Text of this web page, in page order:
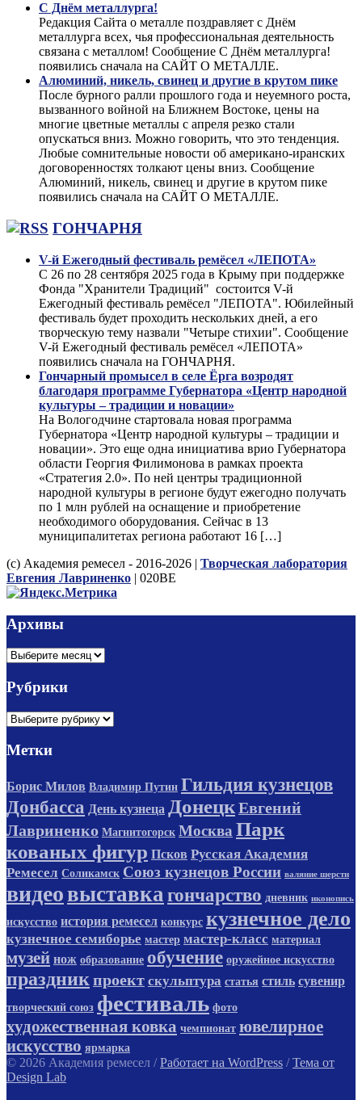
С Днём металлурга!
Редакция Сайта о металле поздравляет с Днём
металлурга всех, чья профессиональная деятельность
связана с металлом! Сообщение С Днём металлурга!
появились сначала на САЙТ О МЕТАЛЛЕ.
Алюминий, никель, свинец и другие в крутом пике
После бурного ралли прошлого года и неуемного роста,
вызванного войной на Ближнем Востоке, цены на
многие цветные металлы с апреля резко стали
опускаться вниз. Можно говорить, что это тенденция.
Любые сомнительные новости об американо-иранских
договоренностях толкают цены вниз. Сообщение
Алюминий, никель, свинец и другие в крутом пике
появились сначала на САЙТ О МЕТАЛЛЕ.
ГОНЧАРНЯ
V-й Ежегодный фестиваль ремёсел «ЛЕПОТА»
С 26 по 28 сентября 2025 года в Крыму при поддержке
Фонда "Хранители Традиций" состоится V-й
Ежегодный фестиваль ремёсел "ЛЕПОТА". Юбилейный
фестиваль будет проходить нескольких дней, а его
творческую тему назвали "Четыре стихии". Сообщение
V-й Ежегодный фестиваль ремёсел «ЛЕПОТА»
появились сначала на ГОНЧАРНЯ.
Гончарный промысел в селе Ёрга возродят
благодаря программе Губернатора «Центр народной
культуры – традиции и новации»
На Вологодчине стартовала новая программа
Губернатора «Центр народной культуры – традиции и
новации». Это еще одна инициатива врио Губернатора
области Георгия Филимонова в рамках проекта
«Стратегия 2.0». По ней центры традиционной
народной культуры в регионе будут ежегодно получать
по 1 млн рублей на оснащение и приобретение
необходимого оборудования. Сейчас в 13
муниципалитетах региона работают 16 […]
(с) Академия ремесел - 2016-2026 | Творческая лаборатория
Евгения Лавриненко | 020BE
Архивы
Архивы
Рубрики
Рубрики
Метки
Борис Милов Владимир Путин Гильдия кузнецов
Донбасса День кузнеца ДонецкЕвгений
Лавриненко Магнитогорск Москва Парк
кованых фигур Псков Русская Академия
Ремесел Соликамск Союз кузнецов России валяние шерсти
видеовыставка гончарство дневник иконопись
искусство история ремесел конкурс кузнечное дело
кузнечное семиборье мастер мастер-класс материал
музей нож образование обучение оружейное искусство
праздник проект скульптура статья стиль сувенир
творческий союз фестиваль фото
художественная ковка чемпионат ювелирное
искусство ярмарка
© 2026 Академия ремесел / Работает на WordPress / Тема от
Design Lab